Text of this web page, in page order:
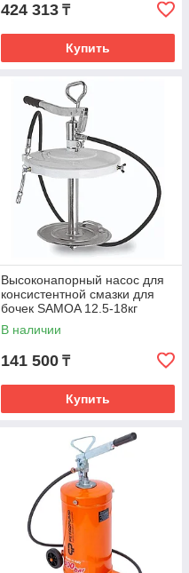
424 313 ₸
Купить
Высоконапорный насос для
консистентной смазки для
бочек SAMOA 12.5-18кг
151100
В наличии
141 500 ₸
Купить